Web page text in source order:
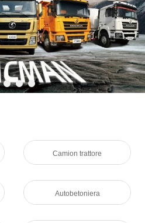
Camion trattore
Autobetoniera